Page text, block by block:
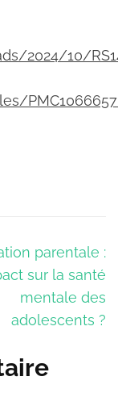
2024/10/
parentale :
sur la santé
mentale des
adolescents ?